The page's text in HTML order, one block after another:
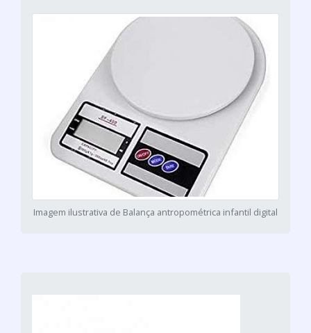
Imagem ilustrativa de Balança antropométrica infantil digital